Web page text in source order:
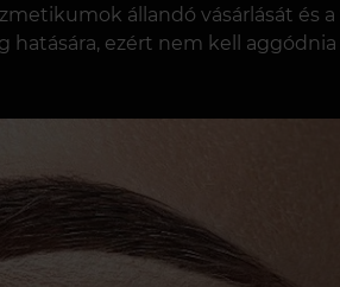
állandó vásárlását és
hatására, ezért nem kell